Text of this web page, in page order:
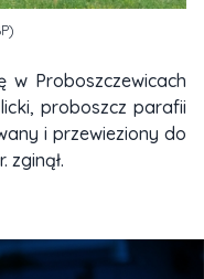
w Proboszczewicach
proboszcz parafii
i przewieziony do
zginął.